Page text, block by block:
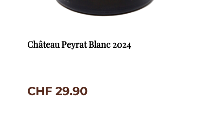
Château Peyrat Blanc 2024
CHF 29.90